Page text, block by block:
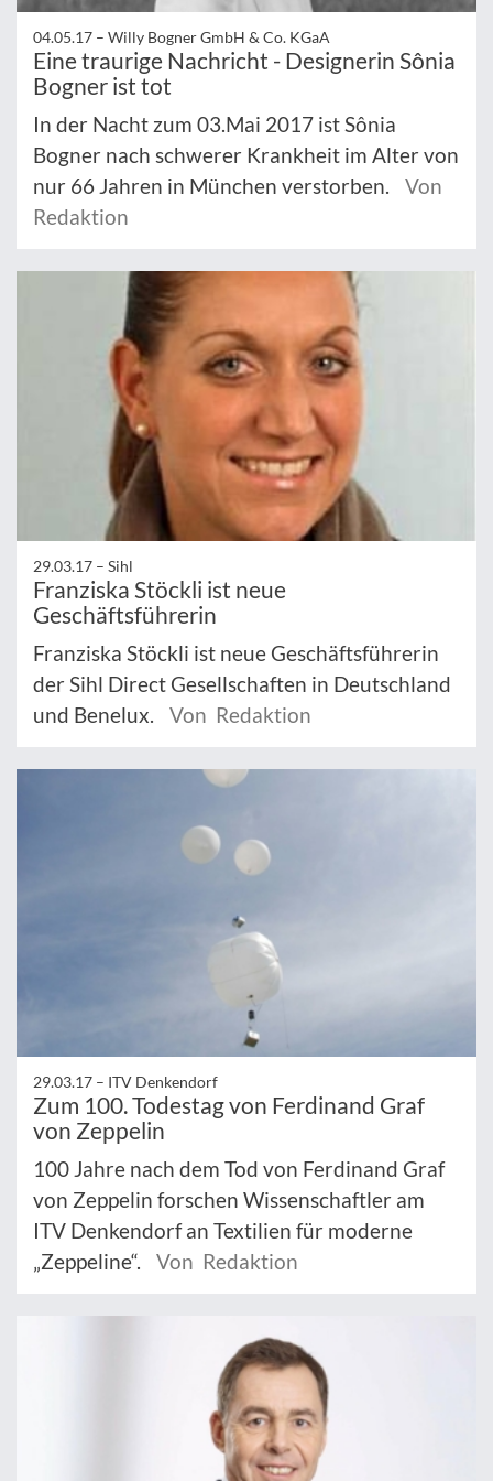
04.05.17 – Willy Bogner GmbH & Co. KGaA
Eine traurige Nachricht - Designerin Sônia
Bogner ist tot
In der Nacht zum 03.Mai 2017 ist Sônia
Bogner nach schwerer Krankheit im Alter von
nur 66 Jahren in München verstorben.
Von
Redaktion
29.03.17 – Sihl
Franziska Stöckli ist neue
Geschäftsführerin
Franziska Stöckli ist neue Geschäftsführerin
der Sihl Direct Gesellschaften in Deutschland
und Benelux.
Von Redaktion
29.03.17 – ITV Denkendorf
Zum 100. Todestag von Ferdinand Graf
von Zeppelin
100 Jahre nach dem Tod von Ferdinand Graf
von Zeppelin forschen Wissenschaftler am
ITV Denkendorf an Textilien für moderne
„Zeppeline“.
Von Redaktion